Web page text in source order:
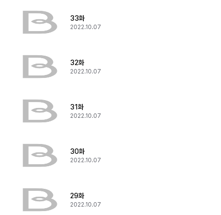
33화
2022.10.07
32화
2022.10.07
31화
2022.10.07
30화
2022.10.07
29화
2022.10.07